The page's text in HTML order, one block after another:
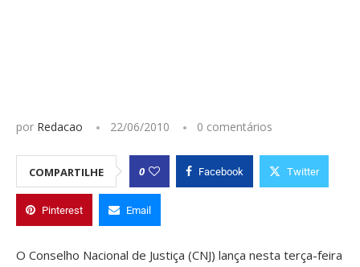
por Redacao 22/06/2010 0 comentários
COMPARTILHE 0 Facebook Twitter
Pinterest Email
O Conselho Nacional de Justiça (CNJ) lança nesta terça-feira